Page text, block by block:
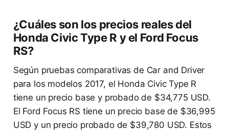
¿Cuáles son los precios reales del
Honda Civic Type R y el Ford Focus
RS?
Según pruebas comparativas de Car and Driver
para los modelos 2017, el Honda Civic Type R
tiene un precio base y probado de $34,775 USD.
El Ford Focus RS tiene un precio base de $36,995
USD y un precio probado de $39,780 USD. Estos